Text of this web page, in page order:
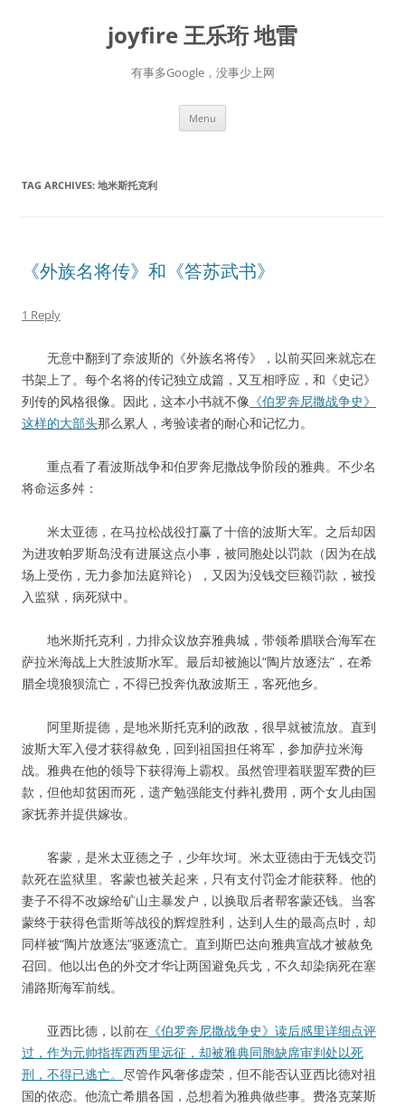
joyfire 王乐珩 地雷
有事多Google，没事少上网
Menu
TAG ARCHIVES: 地米斯托克利
《外族名将传》和《答苏武书》
1 Reply
无意中翻到了奈波斯的《外族名将传》，以前买回来就忘在
书架上了。每个名将的传记独立成篇，又互相呼应，和《史记》
列传的风格很像。因此，这本小书就不像 《伯罗奔尼撒战争史》
这样的大部头那么累人，考验读者的耐心和记忆力。
重点看了看波斯战争和伯罗奔尼撒战争阶段的雅典。不少名
将命运多舛：
米太亚德，在马拉松战役打赢了十倍的波斯大军。之后却因
为进攻帕罗斯岛没有进展这点小事，被同胞处以罚款（因为在战
场上受伤，无力参加法庭辩论），又因为没钱交巨额罚款，被投
入监狱，病死狱中。
地米斯托克利，力排众议放弃雅典城，带领希腊联合海军在
萨拉米海战上大胜波斯水军。最后却被施以“陶片放逐法”，在希
腊全境狼狈流亡，不得已投奔仇敌波斯王，客死他乡。
阿里斯提德，是地米斯托克利的政敌，很早就被流放。直到
波斯大军入侵才获得赦免，回到祖国担任将军，参加萨拉米海
战。雅典在他的领导下获得海上霸权。虽然管理着联盟军费的巨
款，但他却贫困而死，遗产勉强能支付葬礼费用，两个女儿由国
家抚养并提供嫁妆。
客蒙，是米太亚德之子，少年坎坷。米太亚德由于无钱交罚
款死在监狱里。客蒙也被关起来，只有支付罚金才能获释。他的
妻子不得不改嫁给矿山主暴发户，以换取后者帮客蒙还钱。当客
蒙终于获得色雷斯等战役的辉煌胜利，达到人生的最高点时，却
同样被“陶片放逐法”驱逐流亡。直到斯巴达向雅典宣战才被赦免
召回。他以出色的外交才华让两国避免兵戈，不久却染病死在塞
浦路斯海军前线。
亚西比德，以前在 《伯罗奔尼撒战争史》读后感里详细点评
过，作为元帅指挥西西里远征，却被雅典同胞缺席审判处以死
刑，不得已逃亡。 尽管作风奢侈虚荣，但不能否认亚西比德对祖
国的依恋。他流亡希腊各国，总想着为雅典做些事。费洛克莱斯